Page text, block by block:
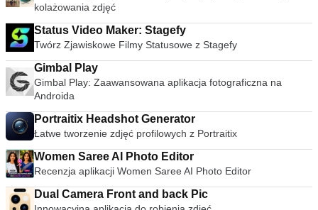
kolażowania zdjęć
Status Video Maker: Stagefy
Twórz Zjawiskowe Filmy Statusowe z Stagefy
Gimbal Play
Gimbal Play: Zaawansowana aplikacja fotograficzna na
Androida
Portraitix Headshot Generator
Łatwe tworzenie zdjęć profilowych z Portraitix
Women Saree AI Photo Editor
Recenzja aplikacji Women Saree AI Photo Editor
Dual Camera Front and back Pic